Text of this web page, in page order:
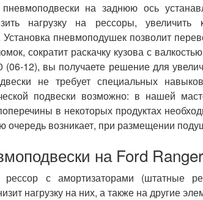
пневмоподвески на заднюю ось
нагрузку на рессоры,
пневмоподушек позволит
сократит раскачку кузова с
(06-12), вы получаете решение для
не требует специальных
подвески возможно: в нашей
в некоторых продуктах
очередь возникает, при размещении
на Ford
рессор с амортизаторами (штатные
нагрузку на них, а также на другие